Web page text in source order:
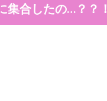
集合したの…？？！